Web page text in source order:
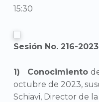
15:30
Sesión No. 216-
Conocimiento
octubre de 2023,
Schiavi, Director de